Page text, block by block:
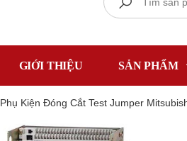
GIỚI THIỆU SẢN PHẨM
Phụ Kiện Đóng Cắt Test Jumper